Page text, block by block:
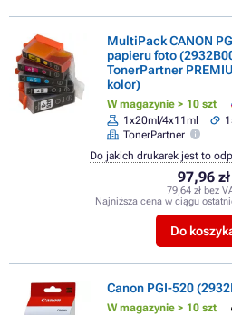
MultiPack CANON
papieru foto
TonerPartner
kolor)
W magazynie > 10 szt
1x20ml/4x11ml
TonerPartner
97,96 zł
79,64 zł bez
Najniższa cena w ciągu
Do
Do jakich drukarek jest to
Canon PGI-520
W magazynie > 10 szt